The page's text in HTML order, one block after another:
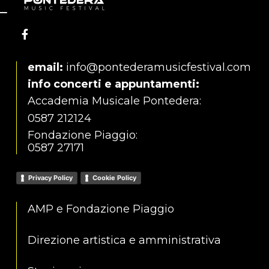
email: info@pontederamusicfestival.com
info concerti e appuntamenti:
Accademia Musicale Pontedera:
0587 212124
Fondazione Piaggio:
0587 27171
Privacy Policy Cookie Policy
AMP e Fondazione Piaggio
Direzione artistica e amministrativa